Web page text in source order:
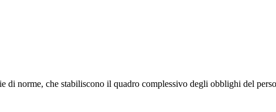
di norme, che stabiliscono il quadro complessivo degli obblighi del